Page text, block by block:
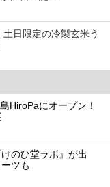
日限定の冷製玄米う
HiroPaにオープン！
のひ堂ラボ』が出
ツも